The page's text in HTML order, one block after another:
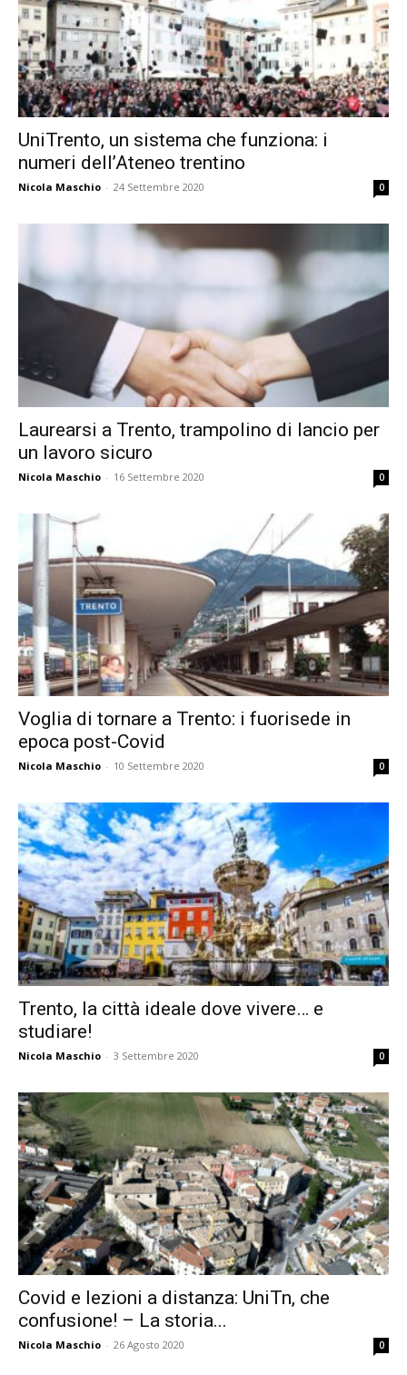
UniTrento, un sistema che funziona: i
numeri dell’Ateneo trentino
Nicola Maschio - 24 Settembre 2020 0
Laurearsi a Trento, trampolino di lancio per
un lavoro sicuro
Nicola Maschio - 16 Settembre 2020 0
Voglia di tornare a Trento: i fuorisede in
epoca post-Covid
Nicola Maschio - 10 Settembre 2020 0
Trento, la città ideale dove vivere… e
studiare!
Nicola Maschio - 3 Settembre 2020 0
Covid e lezioni a distanza: UniTn, che
confusione! – La storia...
Nicola Maschio - 26 Agosto 2020 0